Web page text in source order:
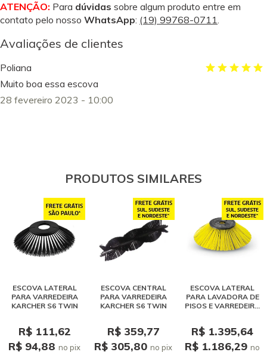
ATENÇÃO: Para dúvidas sobre algum produto entre em
contato pelo nosso WhatsApp: (19) 99768-0711.
Avaliações de clientes
Poliana
Muito boa essa escova
28 fevereiro 2023 - 10:00
PRODUTOS SIMILARES
ESCOVA LATERAL
PARA VARREDEIRA
KARCHER S6 TWIN
R$ 111,62
R$ 94,88no pix
ESCOVA CENTRAL
PARA VARREDEIRA
KARCHER S6 TWIN
R$ 359,77
R$ 305,80no pix
ESCOVA LATERAL
PARA LAVADORA DE
PISOS E VARREDEIRA
R$ 1.395,64
R$ 1.186,29no